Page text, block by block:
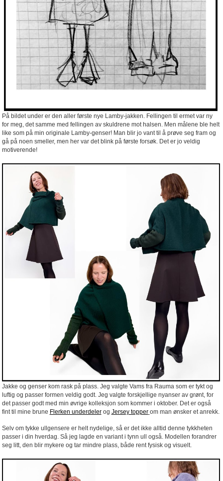
På bildet under er den aller første nye Lamby-jakken. Fellingen til ermet var ny
for meg, det samme med fellingen av skuldrene mot halsen. Men målene ble helt
like som på min originale Lamby-genser! Man blir jo vant til å prøve seg fram og
gå på noen smeller, men her var det blink på første forsøk. Det er jo veldig
motiverende!
Jakke og genser kom rask på plass. Jeg valgte Vams fra Rauma som er tykt og
luftig og passer formen veldig godt. Jeg valgte forskjellige nyanser av grønt, for
det passer godt med min øvrige kolleksjon som kommer i oktober. Det er også
fint til mine brune Flerken underdelerog Jersey topper om man ønsker et anrekk.
Selv om tykke ullgensere er helt nydelige, så er det ikke alltid denne tykkheten
passer i din hverdag. Så jeg lagde en variant i tynn ull også. Modellen forandrer
seg litt, den blir mykere og tar mindre plass, både rent fysisk og visuelt.